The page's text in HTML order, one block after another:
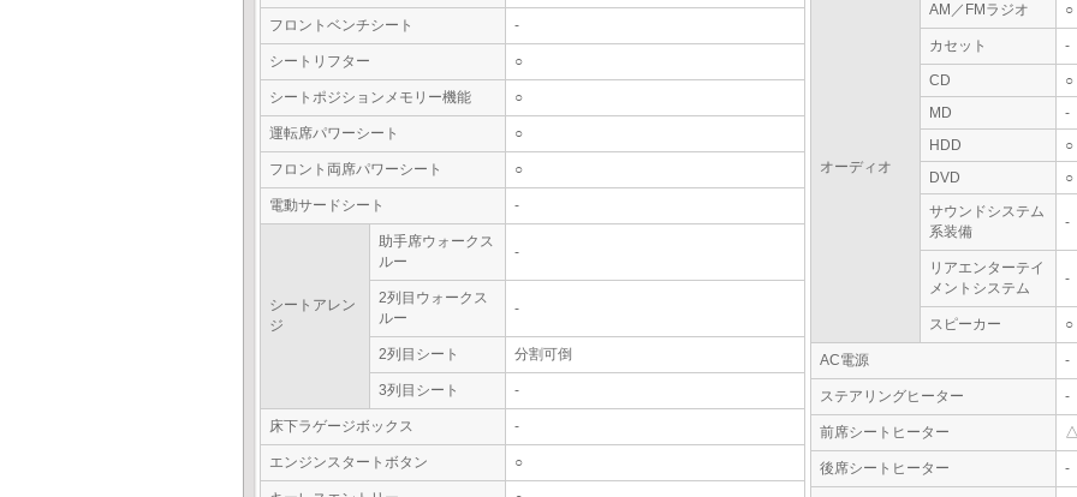
フロントベンチシート -
シートリフター ○
シートポジションメモリー機能 ○
運転席パワーシート ○
フロント両席パワーシート ○
電動サードシート -
シートアレン
ジ
助手席ウォークス
ルー
-
2列目ウォークス
ルー
-
2列目シート 分割可倒
3列目シート -
床下ラゲージボックス -
エンジンスタートボタン ○
オーディオ
AM／FMラジオ ○
カセット -
CD
○
MD
-
HDD
○
DVD
○
サウンドシステム
系装備
-
リアエンターテイ
メントシステム
-
スピーカー ○
AC電源 -
ステアリングヒーター -
前席シートヒーター △
後席シートヒーター -